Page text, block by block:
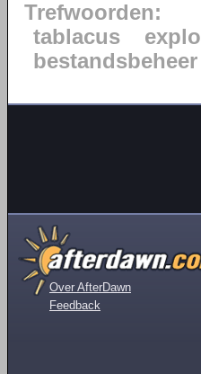
Trefwoorden:
tablacus
bestandsbeheer
Over AfterDawn
Feedback